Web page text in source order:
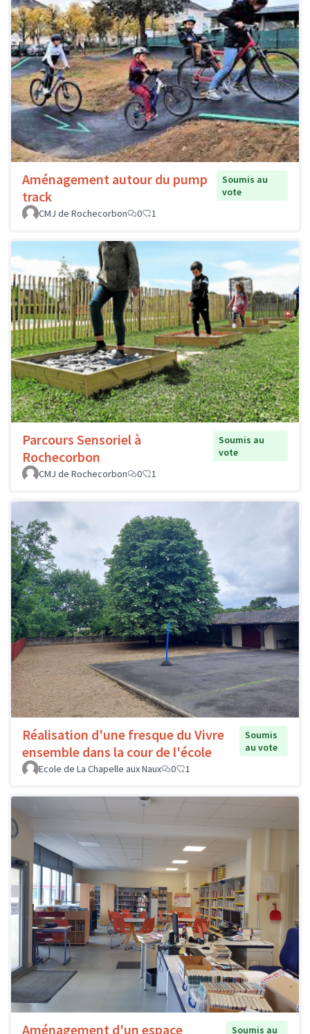
Aménagement autour du pump
track
Soumis au
vote
CMJ de Rochecorbon
0 1
Parcours Sensoriel à
Rochecorbon
Soumis au
vote
CMJ de Rochecorbon
0 1
Réalisation d'une fresque du Vivre
ensemble dans la cour de l'école
Soumis
au vote
Ecole de La Chapelle aux Naux
0 1
Aménagement d'un espace Soumis au